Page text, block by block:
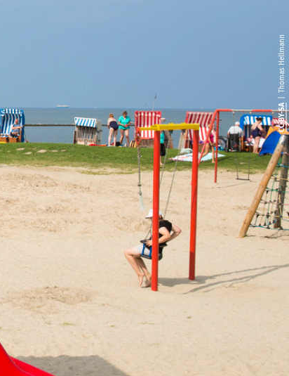
©
CC-BY-SA
| Thomas Hellmann